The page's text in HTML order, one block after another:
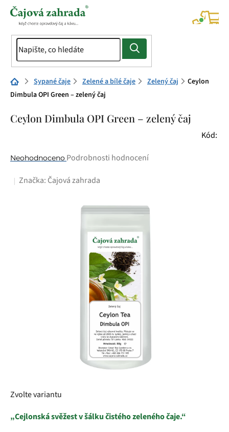
Přejít
Domů Sypané čaje Zelené a bílé čaje Zelený čaj
Ceylon
Dimbula OPI Green – zelený čaj
Ceylon Dimbula OPI Green – zelený čaj
Kód:
Průměrné
produktu
Neohodnoceno Podrobnosti hodnocení
Značka: Čajová zahrada
Zvolte variantu
„Cejlonská svěžest v šálku čistého zeleného čaje.“